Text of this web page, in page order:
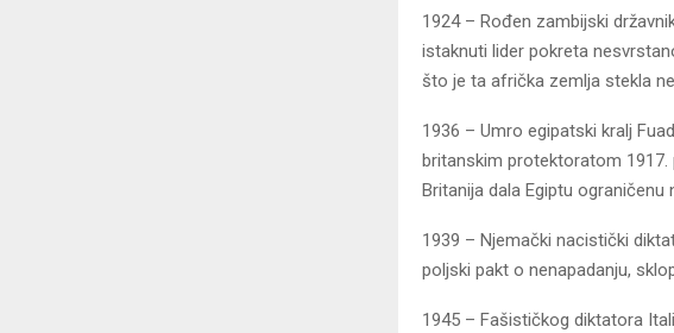
1924 – Rođen zambijski
istaknuti lider pokreta
što je ta afrička zemlja stekla
1936 – Umro egipatski kralj
britanskim protektoratom 1917.
Britanija dala Egiptu
1939 – Njemački nacistički
poljski pakt o nenapadanju,
1945 – Fašističkog diktatora